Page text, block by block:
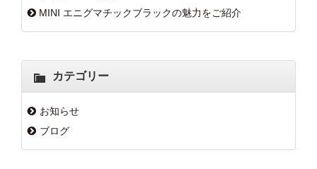
MINI エニグマチックブラックの魅力をご紹介
カテゴリー
お知らせ
ブログ